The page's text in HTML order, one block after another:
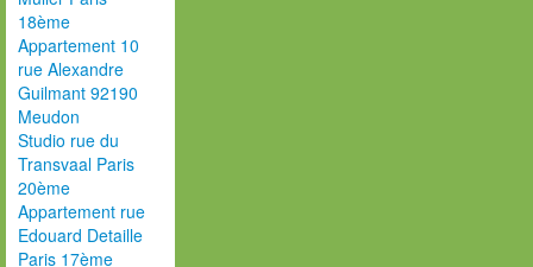
18ème
Appartement 10
rue Alexandre
Guilmant 92190
Meudon
Studio rue du
Transvaal Paris
20ème
Appartement rue
Edouard Detaille
Paris 17ème